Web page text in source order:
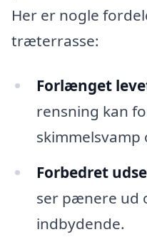
Her er nogle
træterrasse:
Forlænget
rensning kan
skimmelsvamp
Forbedret
ser pænere ud
indbydende.